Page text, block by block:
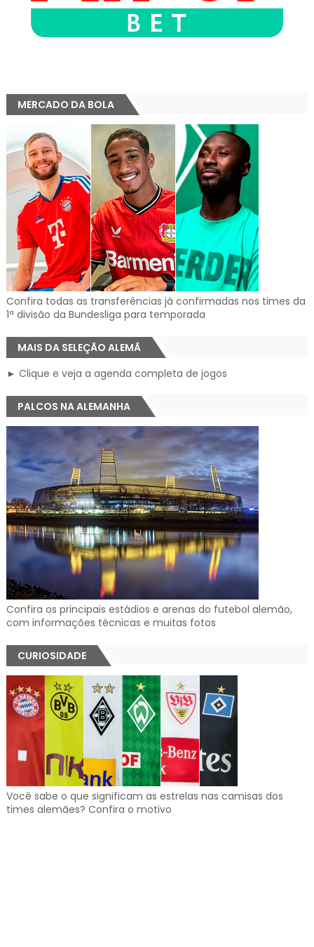
MERCADO DA BOLA
Confira todas as transferências já confirmadas nos times da
1ª divisão da Bundesliga para temporada
MAIS DA SELEÇÃO ALEMÃ
► Clique e veja a agenda completa de jogos
PALCOS NA ALEMANHA
Confira os principais estádios e arenas do futebol alemão,
com informações técnicas e muitas fotos
CURIOSIDADE
Você sabe o que significam as estrelas nas camisas dos
times alemães? Confira o motivo